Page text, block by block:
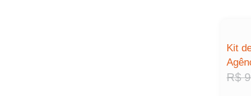
Kit
R$